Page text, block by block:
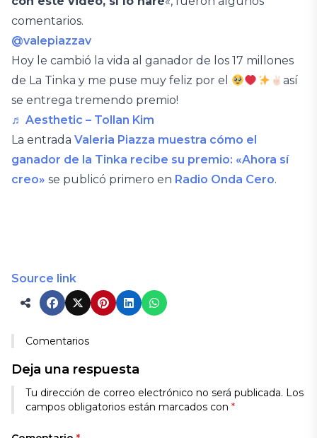
comentarios.
@valepiazzav
Hoy le cambió la vida al ganador de los 17 millones
de La Tinka y me puse muy feliz por el
así
se entrega tremendo premio!
♬ Aesthetic – Tollan Kim
La entrada Valeria Piazza muestra cómo el
ganador de la Tinka recibe su premio: «Ahora sí
creo» se publicó primero en Radio Onda Cero.
Source link
Comentarios
Deja una respuesta
Tu dirección de correo electrónico no será publicada. Los
campos obligatorios están marcados con *